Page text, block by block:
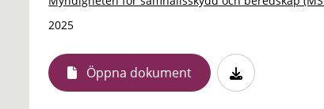
2025
Öppna dokument